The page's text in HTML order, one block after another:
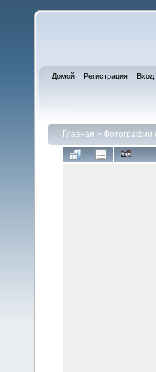
Домой Регистрация Вход
Главная > Фотографии